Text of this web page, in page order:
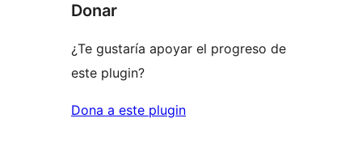
Donar
¿Te gustaría apoyar el progreso de
este plugin?
Dona a este plugin